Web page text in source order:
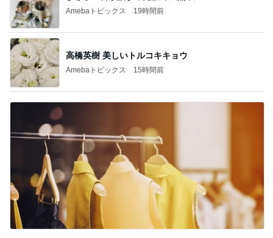
Amebaトピックス 19時間前
高橋英樹 美しいトルコキキョウ
Amebaトピックス 15時間前